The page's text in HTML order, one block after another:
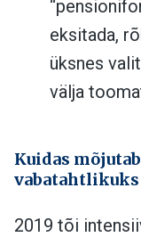
eksitada,
üksnes
välja
Kuidas
vabatahtlikuks
2019 tõi